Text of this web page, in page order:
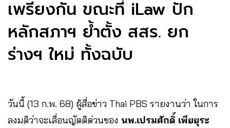
เพรียงกัน ขณะที่ iLaw​ ปัก
หลักสภาฯ ย้ำตั้ง สสร. ยก
ร่างฯ ใหม่ ทั้งฉบับ
วันนี้ (13 ก.พ. 68) ผู้สื่อข่าว Thai PBS รายงานว่า ในการ
ลงมติว่าจะเลื่อนญัตติด่วนของ นพ.เปรมศักดิ์ เพียยุระ